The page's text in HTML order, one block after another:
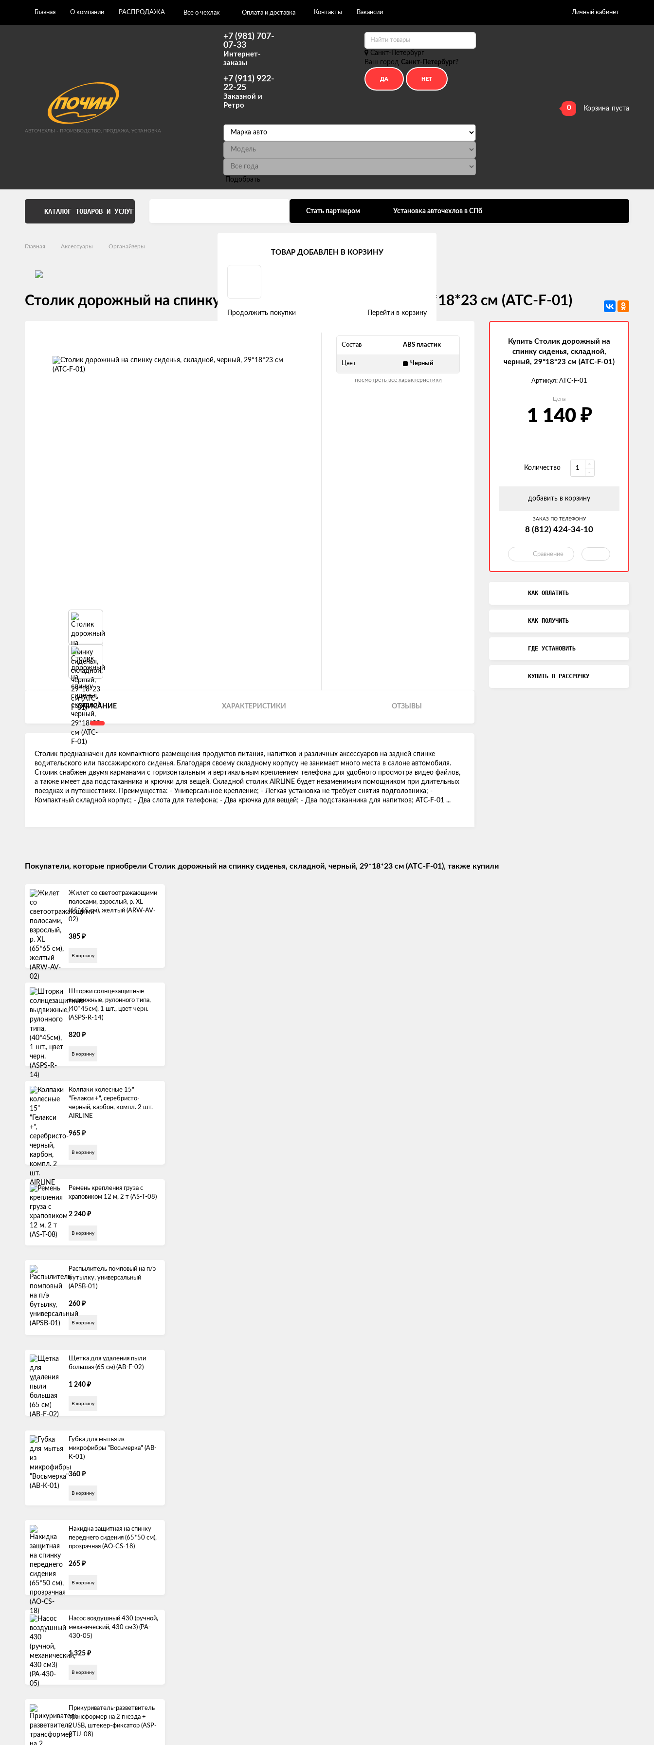
Главная О компании РАСПРОДАЖА Все о чехлах Оплата и доставка Контакты Вакансии Личный кабинет
АВТОЧЕХЛЫ - ПРОИЗВОДСТВО, ПРОДАЖА, УСТАНОВКА
+7 (981) 707-
07-33
Интернет-
заказы
+7 (911) 922-
22-25
Заказной и
Ретро
Санкт-Петербург
Ваш город Санкт-Петербург?
Подобрать
0 Корзина пуста
КАТАЛОГ ТОВАРОВ И УСЛУГ Стать партнером Установка авточехлов в СПб
Главная Аксессуары Органайзеры
Столик дорожный на спинку сиденья, складной, черный, 29*18*23 см (ATC-F-01)
Состав ABS пластик
Цвет Черный
посмотреть все характеристики
ОПИСАНИЕ ХАРАКТЕРИСТИКИ ОТЗЫВЫ
Столик предназначен для компактного размещения продуктов питания, напитков и различных аксессуаров на задней спинке
водительского или пассажирского сиденья. Благодаря своему складному корпусу не занимает много места в салоне автомобиля.
Столик снабжен двумя карманами с горизонтальным и вертикальным креплением телефона для удобного просмотра видео файлов,
а также имеет два подстаканника и крючки для вещей. Складной столик AIRLINE будет незаменимым помощником при длительных
поездках и путешествиях. Преимущества: - Универсальное крепление; - Легкая установка не требует снятия подголовника; -
Компактный складной корпус; - Два слота для телефона; - Два крючка для вещей; - Два подстаканника для напитков; ATC-F-01 ...
Купить Столик дорожный на
спинку сиденья, складной,
черный, 29*18*23 см (ATC-F-01)
Артикул: ATC-F-01
Цена
1 140 ₽
Количество
добавить в корзину
ЗАКАЗ ПО ТЕЛЕФОНУ
8 (812) 424-34-10
Сравнение
КАК ОПЛАТИТЬ
КАК ПОЛУЧИТЬ
ГДЕ УСТАНОВИТЬ
КУПИТЬ В РАССРОЧКУ
Покупатели, которые приобрели Столик дорожный на спинку сиденья, складной, черный, 29*18*23 см (ATC-F-01), также купили
Жилет со светоотражающими
полосами, взрослый, р. XL
(65*65 см), желтый (ARW-AV-
02)
385 ₽
В корзину
Шторки солнцезащитные
выдвижные, рулонного типа,
(40*45см), 1 шт., цвет черн.
(ASPS-R-14)
820 ₽
В корзину
Колпаки колесные 15"
"Гелакси +", серебристо-
черный, карбон, компл. 2 шт.
AIRLINE
965 ₽
В корзину
Ремень крепления груза с
храповиком 12 м, 2 т (AS-T-08)
2 240 ₽
В корзину
Распылитель помповый на п/э
бутылку, универсальный
(APSB-01)
260 ₽
В корзину
Щетка для удаления пыли
большая (65 см) (AB-F-02)
1 240 ₽
В корзину
Губка для мытья из
микрофибры "Восьмерка" (AB-
K-01)
360 ₽
В корзину
Накидка защитная на спинку
переднего сидения (65*50 см),
прозрачная (AO-CS-18)
265 ₽
В корзину
Насос воздушный 430 (ручной,
механический, 430 см3) (PA-
430-05)
1 325 ₽
В корзину
Прикуриватель-разветвитель
трансформер на 2 гнезда +
2USB, штекер-фиксатор (ASP-
2TU-08)
ТОВАР ДОБАВЛЕН В КОРЗИНУ
Продолжить покупки Перейти в корзину